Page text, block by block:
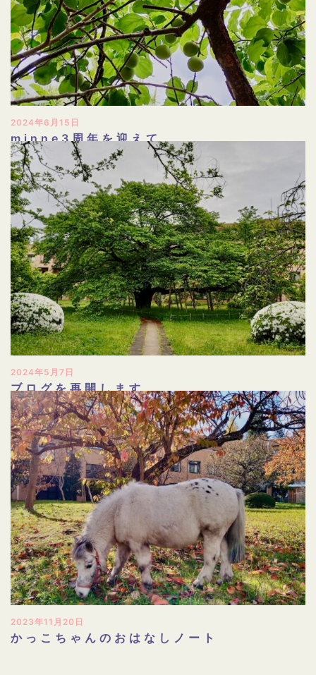
2024年6月15日
minne3周年を迎えて
2024年5月7日
ブログを再開します
2023年11月20日
かっこちゃんのおはなしノート